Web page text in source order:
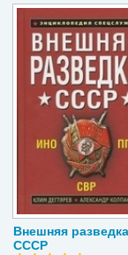
Внешняя разведка
СССР